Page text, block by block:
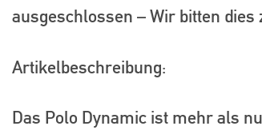
ausgeschlossen – Wir bitten dies
Artikelbeschreibung:
Das Polo Dynamic ist mehr als